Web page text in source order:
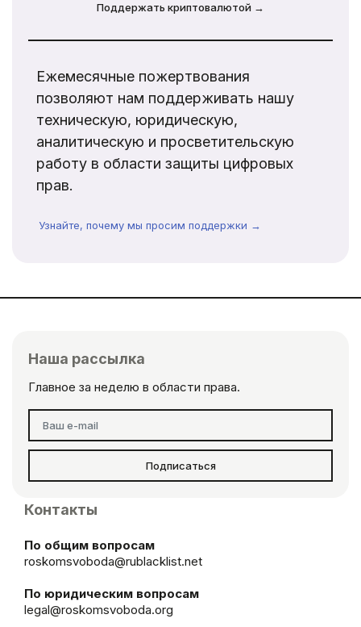
Поддержать криптовалютой →
Ежемесячные пожертвования
позволяют нам поддерживать нашу
техническую, юридическую,
аналитическую и просветительскую
работу в области защиты цифровых
прав.
Узнайте, почему мы просим поддержки →
Наша рассылка
Главное за неделю в области права.
Подписаться
Контакты
По общим вопросам
roskomsvoboda@rublacklist.net
По юридическим вопросам
legal@roskomsvoboda.org